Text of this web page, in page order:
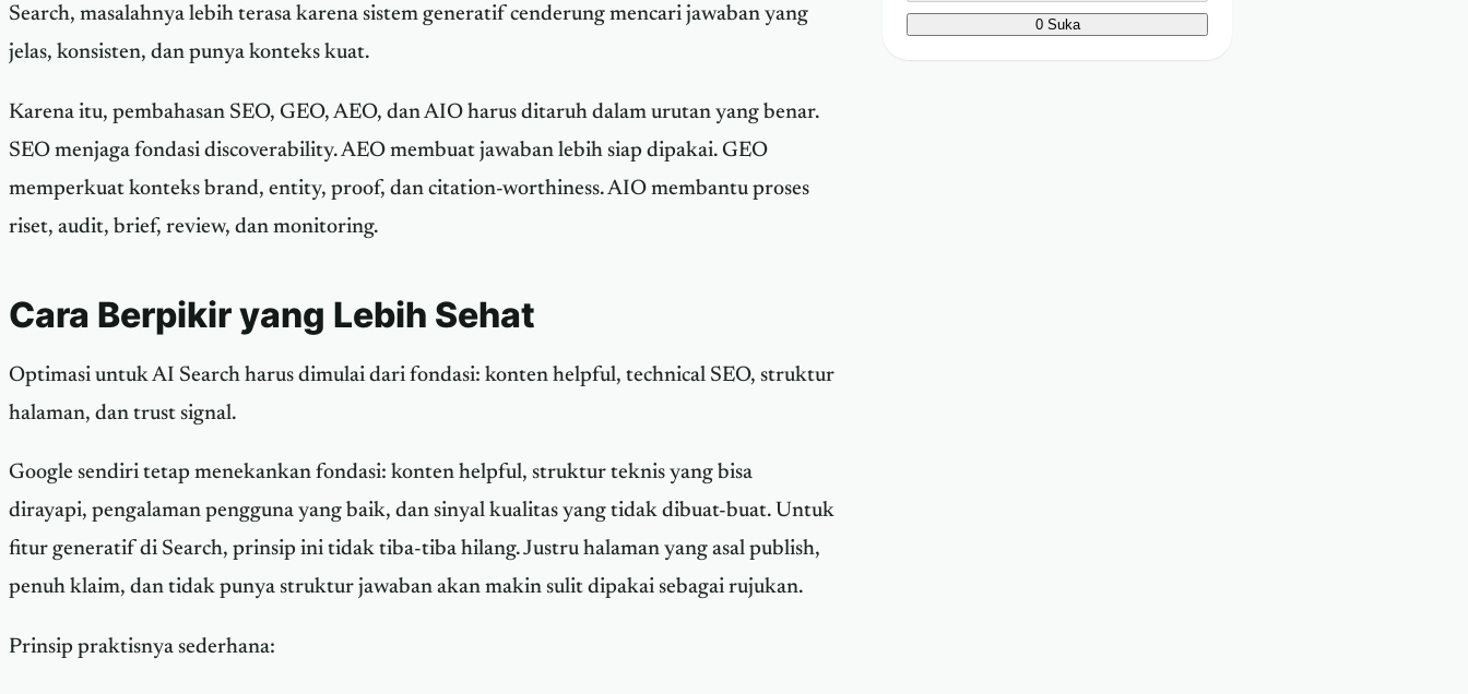
Search, masalahnya lebih terasa karena sistem generatif cenderung mencari jawaban yang
jelas, konsisten, dan punya konteks kuat.
Karena itu, pembahasan SEO, GEO, AEO, dan AIO harus ditaruh dalam urutan yang benar.
SEO menjaga fondasi discoverability. AEO membuat jawaban lebih siap dipakai. GEO
memperkuat konteks brand, entity, proof, dan citation-worthiness. AIO membantu proses
riset, audit, brief, review, dan monitoring.
Cara Berpikir yang Lebih Sehat
Optimasi untuk AI Search harus dimulai dari fondasi: konten helpful, technical SEO, struktur
halaman, dan trust signal.
Google sendiri tetap menekankan fondasi: konten helpful, struktur teknis yang bisa
dirayapi, pengalaman pengguna yang baik, dan sinyal kualitas yang tidak dibuat-buat. Untuk
fitur generatif di Search, prinsip ini tidak tiba-tiba hilang. Justru halaman yang asal publish,
penuh klaim, dan tidak punya struktur jawaban akan makin sulit dipakai sebagai rujukan.
Prinsip praktisnya sederhana:
0 Suka